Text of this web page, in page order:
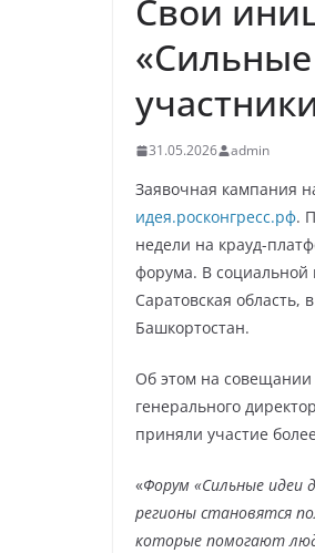
Свои
31.05.2026 admin
Заявочная кампания
идея.росконгресс.рф.
недели на крауд-
форума. В социальной
Саратовская область,
Башкортостан.
Об этом на совещании
генерального
приняли участие
«Форум «Сильные идеи
регионы становятся
которые помогают